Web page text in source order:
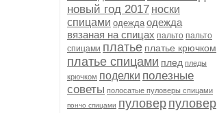
новый год 2017 носки
спицами одежда одежда
вязаная на спицах пальто пальто
спицами платье платье крючком
платье спицами плед пледы
крючком поделки полезные
советы полосатые пуловеры спицами
пончо спицами пуловер пуловер